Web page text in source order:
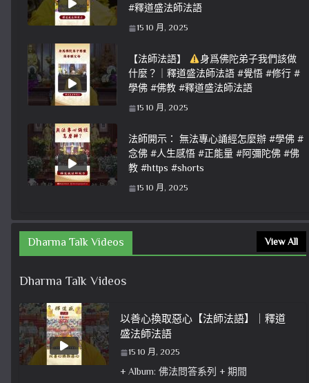
#釋道盛法師法語
15 10 月, 2025
【法師法語】
身爲佛陀弟子我們該做
什麼？｜釋道盛法師法語 #覺悟 #修行 #
學佛 #佛教 #釋道盛法師法語
15 10 月, 2025
法師開示： 無法專心誦經怎麼辦 #學佛 #
念佛 #人生感悟 #正能量 #阿彌陀佛 #佛
教 #https #shorts
15 10 月, 2025
Dharma Talk Videos View All
Dharma Talk Videos
以善心換取惡心【法師法語】｜釋道
盛法師法語
15 10 月, 2025
+ Album: 佛法問答系列 + 期間